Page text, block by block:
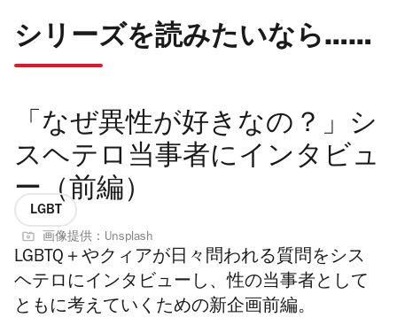
シリーズを読みたいなら……
「なぜ異性が好きなの？」シ
スヘテロ当事者にインタビュ
ー（前編）
LGBT
画像提供：Unsplash
LGBTQ＋やクィアが日々問われる質問をシス
ヘテロにインタビューし、性の当事者として
ともに考えていくための新企画前編。